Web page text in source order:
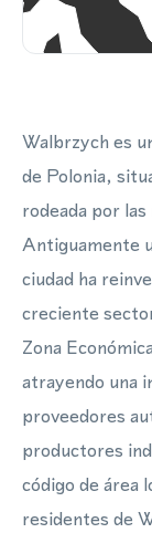
Walbrzych es
de Polonia,
rodeada por
Antiguamente
ciudad ha
creciente
Zona
atrayendo una
proveedores
productores
código de área
residentes de